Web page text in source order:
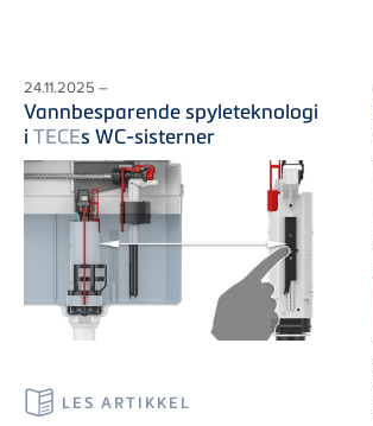
24.11.2025 –
Vannbesparende spyleteknologi
i TECEs WC-sisterner
LES ARTIKKEL